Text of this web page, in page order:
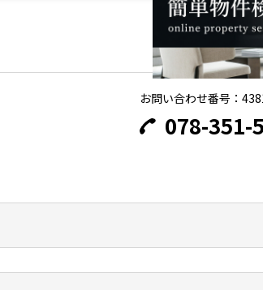
お問い合わせ
詳細
お問い合わせ番号：
078-351-